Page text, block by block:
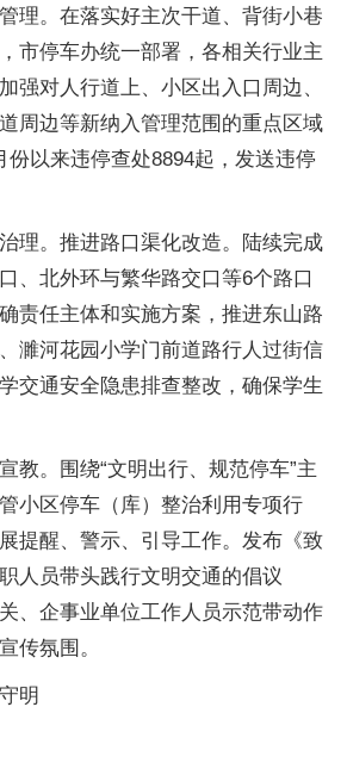
理。在落实好主次干道、背街小巷
市停车办统一部署，各相关行业主
强对人行道上、小区出入口周边、
周边等新纳入管理范围的重点区域
份以来违停查处8894起，发送违停
理。推进路口渠化改造。陆续完成
、北外环与繁华路交口等6个路口
责任主体和实施方案，推进东山路
濉河花园小学门前道路行人过街信
交通安全隐患排查整改，确保学生
教。围绕“文明出行、规范停车”主
小区停车（库）整治利用专项行
提醒、警示、引导工作。发布《致
人员带头践行文明交通的倡议
、企事业单位工作人员示范带动作
传氛围。
明